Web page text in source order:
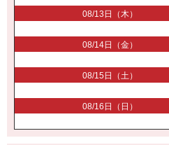
08/13日（木）
08/14日（金）
08/15日（土）
08/16日（日）